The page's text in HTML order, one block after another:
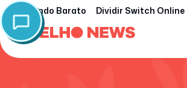
Nintendo Barato Dividir Switch Online